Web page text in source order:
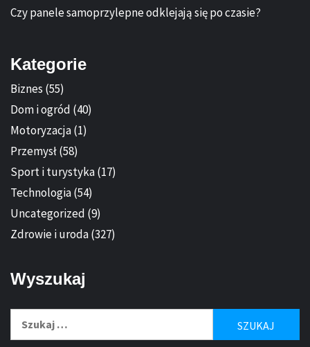
Czy panele samoprzylepne odklejają się po czasie?
Kategorie
Biznes (55)
Dom i ogród (40)
Motoryzacja(1)
Przemysł(58)
Sport i turystyka(17)
Technologia(54)
Uncategorized (9)
Zdrowie i uroda(327)
Wyszukaj